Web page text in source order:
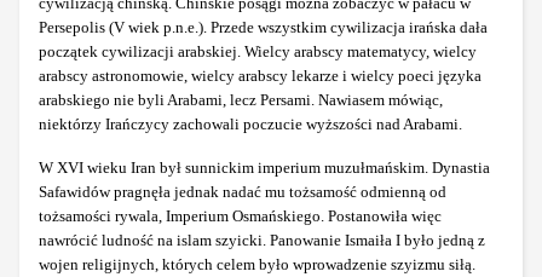
Persepolis (V wiek p.n.e.). Przede wszystkim cywilizacja irańska dała
początek cywilizacji arabskiej. Wielcy arabscy matematycy, wielcy
arabscy astronomowie, wielcy arabscy lekarze i wielcy poeci języka
arabskiego nie byli Arabami, lecz Persami. Nawiasem mówiąc,
niektórzy Irańczycy zachowali poczucie wyższości nad Arabami.
W XVI wieku Iran był sunnickim imperium muzułmańskim. Dynastia
Safawidów pragnęła jednak nadać mu tożsamość odmienną od
tożsamości rywala, Imperium Osmańskiego. Postanowiła więc
nawrócić ludność na islam szyicki. Panowanie Ismaiła I było jedną z
wojen religijnych, których celem było wprowadzenie szyizmu siłą.